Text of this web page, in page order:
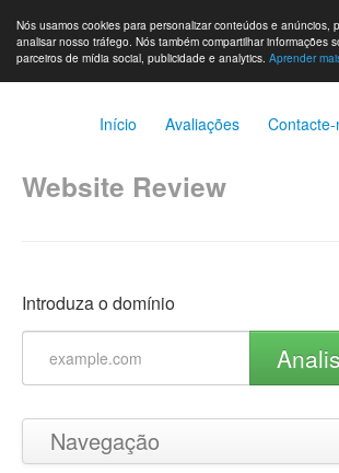
Nós usamos cookies para personalizar conteúdos e anúncios,
analisar nosso tráfego. Nós também compartilhar informações
parceiros de mídia social, publicidade e analytics. Aprender
Início Avaliações
Website Review
Introduza o domínio
Navegação